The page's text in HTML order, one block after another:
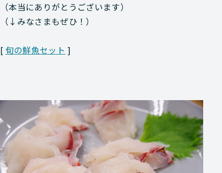
（本当にありがとうございます）
（↓みなさまもぜひ！）
[ 旬の鮮魚セット ]